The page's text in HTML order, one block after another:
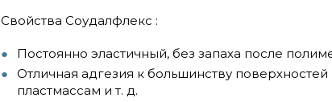
Свойства Соудалфлекс :
Постоянно эластичный, без запаха после
Отличная адгезия к большинству
пластмассам и т. д.